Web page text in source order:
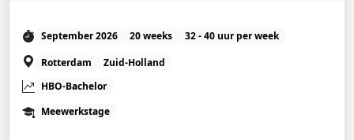
September 2026 20 weeks
32 - 40 uur per week
Rotterdam
Zuid-Holland
HBO-Bachelor
Meewerkstage